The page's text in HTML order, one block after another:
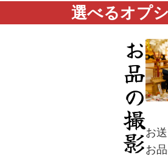
選べるオプ
お品の撮影お
お